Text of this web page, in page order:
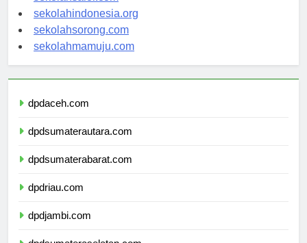
sekolahsalor.com
sekolahindonesia.org
sekolahsorong.com